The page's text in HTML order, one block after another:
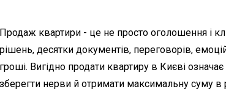
Продаж квартири - це не просто оголошення і
рішень, десятки документів, переговорів,
гроші. Вигідно продати квартиру в Києві
зберегти нерви й отримати максимальну суму